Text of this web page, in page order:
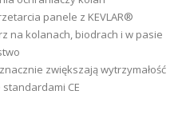
panele z KEVLAR®
na kolanach, biodrach i w pasie
zwiększają wytrzymałość
CE